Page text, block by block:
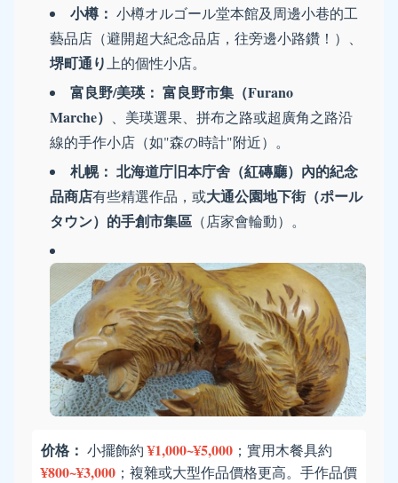
小樽： 小樽オルゴール堂本館及周邊小巷的工
藝品店（避開超大紀念品店，往旁邊小路鑽！）、
堺町通り 上的個性小店。
富良野/美瑛： 富良野市集（Furano
Marche）
、美瑛選果、拼布之路或超廣角之路沿
線的手作小店（如"森の時計"附近）。
札幌： 北海道庁旧本庁舍（紅磚廳）內的紀念
品商店有些精選作品，或大通公園地下街（ポール
タウン）的手創市集區 （店家會輪動）。
价格： 小擺飾約¥1,000~¥5,000 ；實用木餐具約
¥800~¥3,000 ；複雜或大型作品價格更高。手作品價